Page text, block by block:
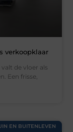
verkoopklaar
de vloer als
Een frisse,
EN BUITENLEVEN